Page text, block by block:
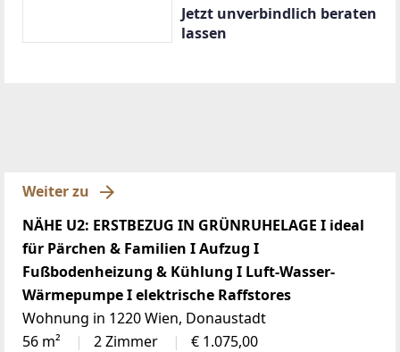
Jetzt unverbindlich beraten
lassen
Weiter zu
NÄHE U2: ERSTBEZUG IN GRÜNRUHELAGE I ideal
für Pärchen & Familien I Aufzug I
Fußbodenheizung & Kühlung I Luft-Wasser-
Wärmepumpe I elektrische Raffstores
Wohnung in 1220 Wien, Donaustadt
56 m²
2 Zimmer € 1.075,00